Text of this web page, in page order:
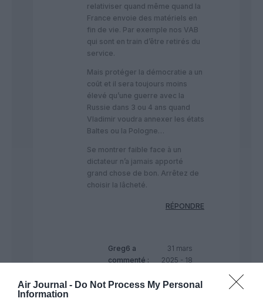
Air Journal - Do Not Process My Personal
Information
relativiser quand même quand la
France envoie des matériels en
fin de vie. Par exemple nos VAB
qui sont en train d’être retirés du
service.
Mais protéger la démocratie a un
coût et il sera toujours moins
élevé qu’une guerre avec la
Russie dans 3 ou 4 ans quand
Vladimir voudra annexer les états
Baltes ou la Pologne…
Se montrer faible face à un
dictateur n’a jamais apporté
grand chose de bon. Arrêtez de
choisir la lâcheté.
RÉPONDRE
Greg6 a
commenté :
31 mars
2025 - 18
@ Greg765